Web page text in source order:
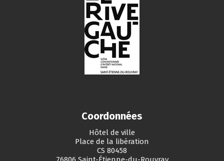
Coordonnées
Hôtel de ville
Place de la libération
CS 80458